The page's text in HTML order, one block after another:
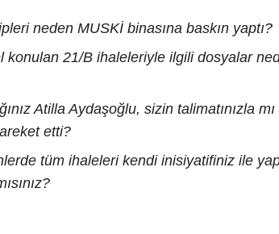
neden MUSKİ binasına baskın yaptı?
konulan 21/B ihaleleriyle ilgili dosyalar
Atilla Aydaşoğlu, sizin talimatınızla
etti?
tüm ihaleleri kendi inisiyatifiniz ile